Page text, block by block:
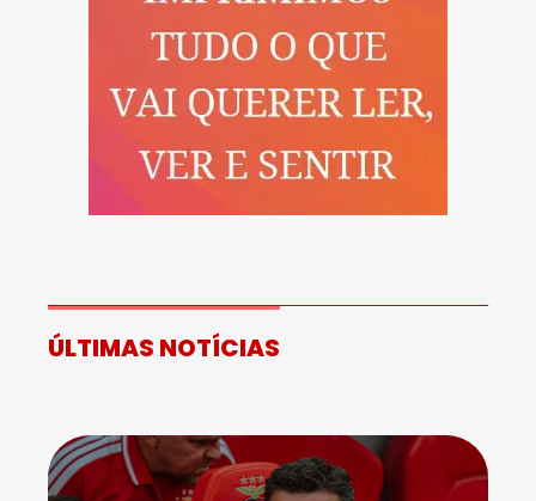
ÚLTIMAS NOTÍCIAS